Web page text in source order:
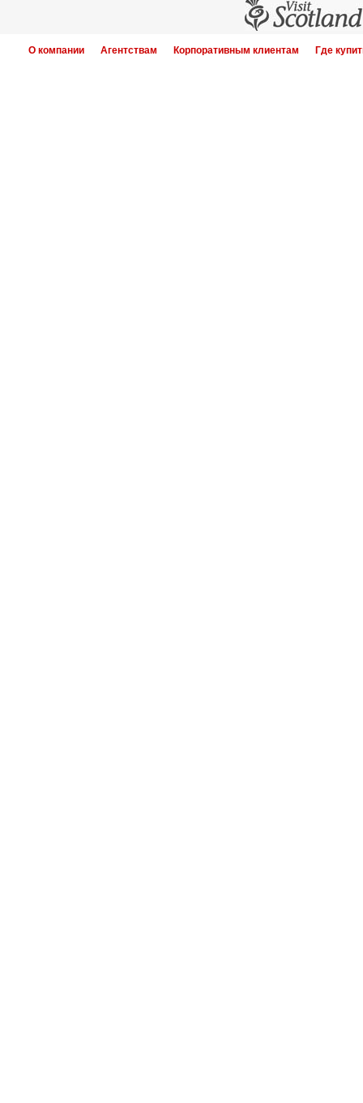
О компании Агентствам Корпоративным клиентам Где